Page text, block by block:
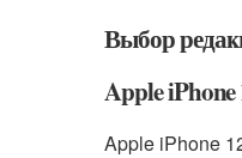
Выбор
Apple
Apple iPhone